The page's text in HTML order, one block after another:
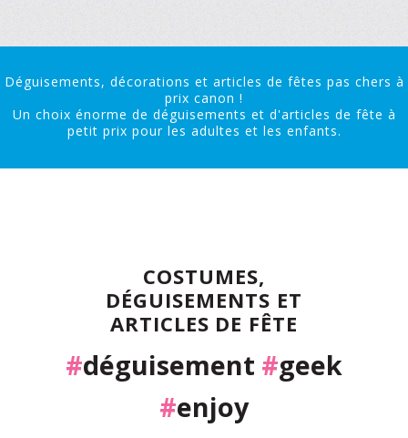
Déguisements, décorations et articles de fêtes pas chers à
prix canon !
Un choix énorme de déguisements et d'articles de fête à
petit prix pour les adultes et les enfants.
COSTUMES,
DÉGUISEMENTS ET
ARTICLES DE FÊTE
#déguisement #geek
#enjoy